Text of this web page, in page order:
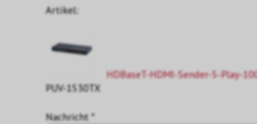
Artikel:
HDBaseT-HDMI-Sender-5-Play-
PUV-1530TX
Nachricht *